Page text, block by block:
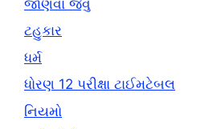
જાણવા જેવું
ટહુકાર
ધર્મ
ધોરણ 12 પરીક્ષા ટાઈમટેબલ
નિયમો